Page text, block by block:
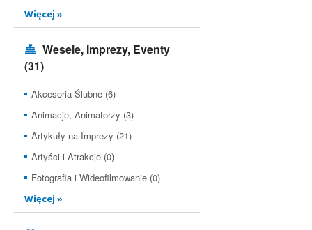
Więcej »
Wesele, Imprezy, Eventy
(31)
Akcesoria Ślubne (6)
Animacje, Animatorzy (3)
Artykuły na Imprezy (21)
Artyści i Atrakcje (0)
Fotografia i Wideofilmowanie (0)
Więcej »